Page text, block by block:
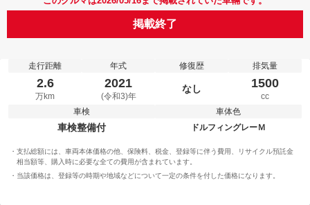
掲載終了
走行距離
2.6
万km
年式
2021
(令和3)年
修復歴
なし
排気量
1500
cc
車検
車検整備付
車体色
ドルフィングレーＭ
支払総額には、車両本体価格の他、保険料、税金、登録等に伴う費用、リサイクル預託金
相当額等、購入時に必要な全ての費用が含まれています。
当該価格は、登録等の時期や地域などについて一定の条件を付した価格になります。